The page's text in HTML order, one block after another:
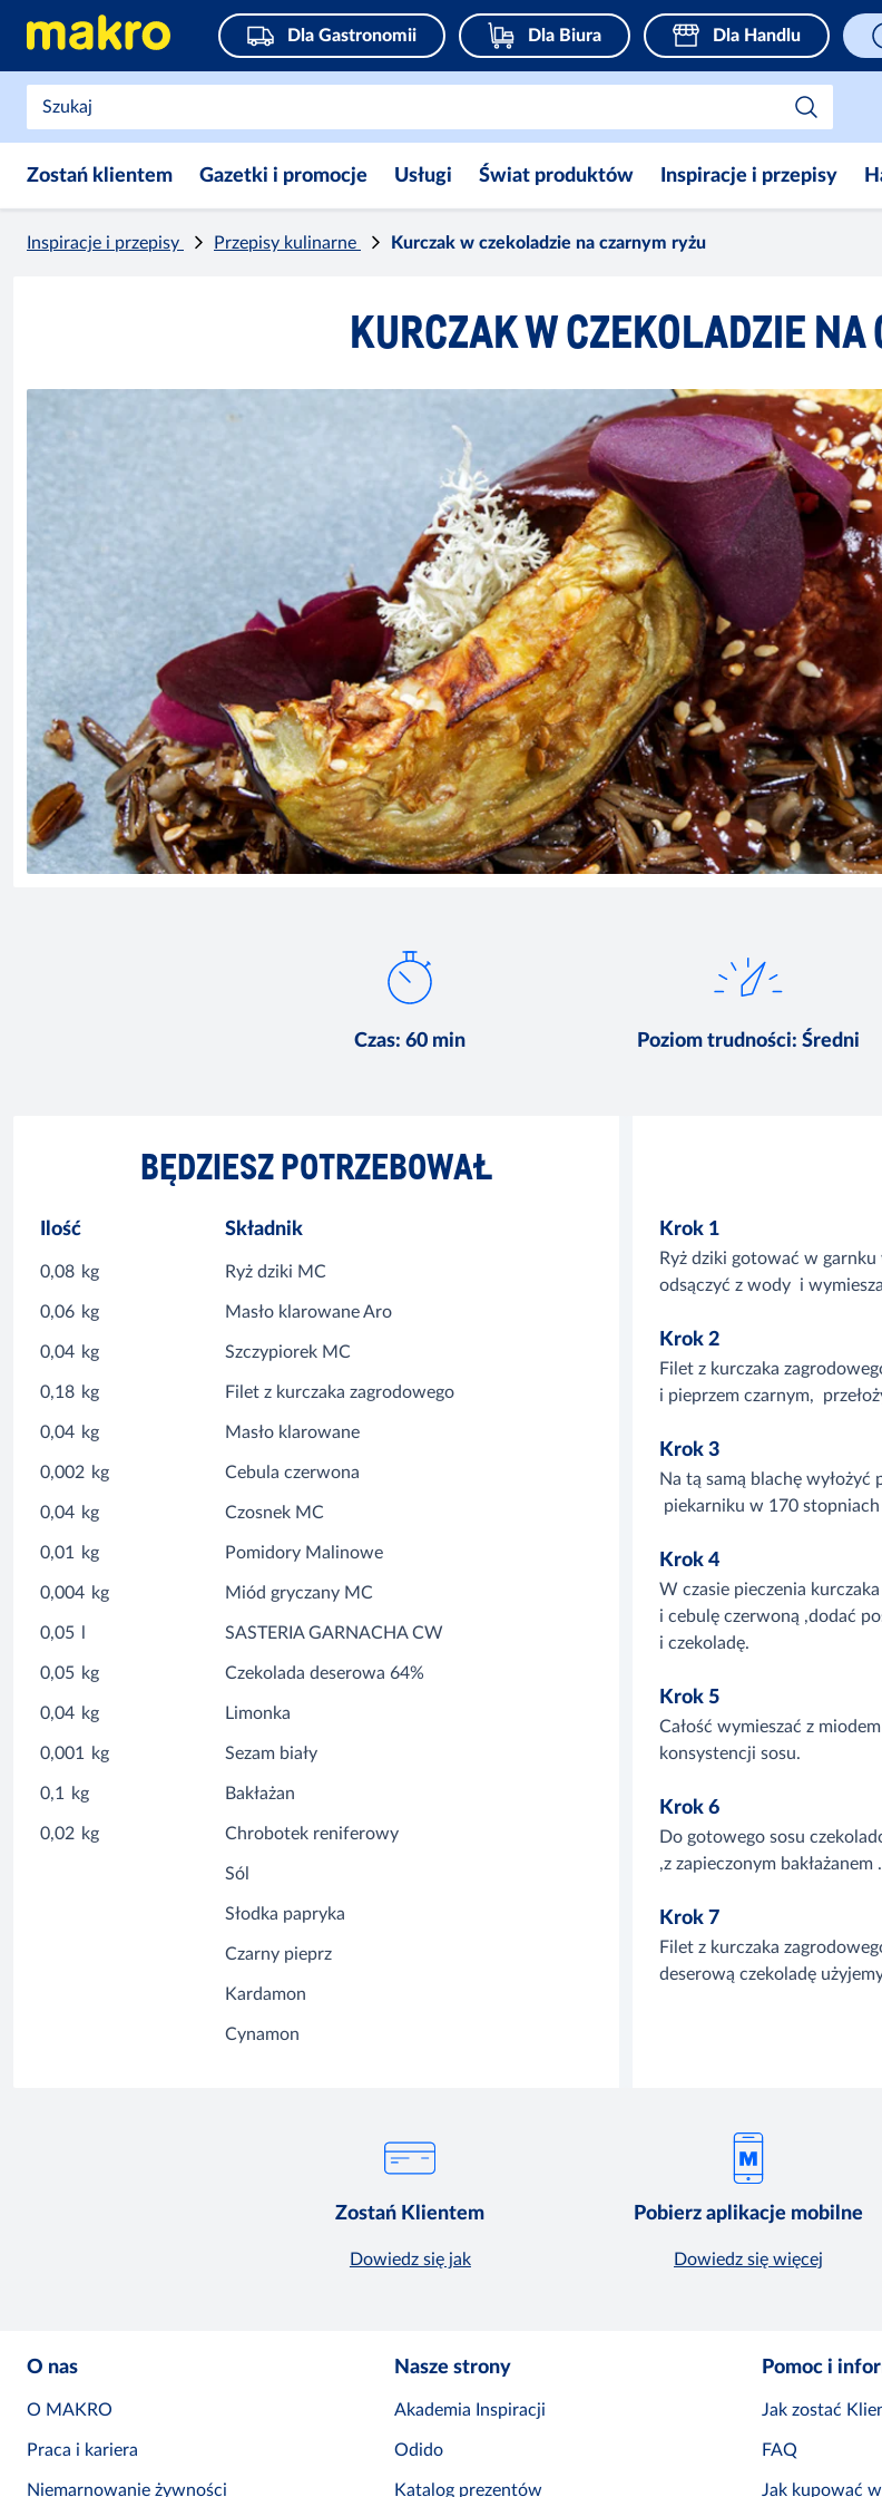
Dla Gastronomii Dla Biura Dla Handlu
Zostań klientem Gazetki i promocje Usługi Świat produktów Inspiracje i przepisy
Inspiracje i przepisy Przepisy kulinarne Kurczak w czekoladzie na czarnym ryżu
KURCZAK W CZEKOLADZIE NA
Czas:60 min Poziom trudności: Średni
BĘDZIESZ POTRZEBOWAŁ
Ilość Składnik
0,08 kg Ryż dziki MC
0,06 kg Masło klarowane Aro
0,04 kg Szczypiorek MC
0,18 kg Filet z kurczaka zagrodowego
0,04 kg Masło klarowane
0,002 kg Cebula czerwona
0,04 kg Czosnek MC
0,01 kg Pomidory Malinowe
0,004 kg Miód gryczany MC
0,05 SASTERIA GARNACHA CW
0,05 kg Czekolada deserowa 64%
0,04 kg Limonka
0,001 kg Sezam biały
0,1 kg Bakłażan
0,02 kg Chrobotek reniferowy
Sól
Słodka papryka
Czarny pieprz
Kardamon
Cynamon
Krok 1
Ryż dziki gotować w
odsączyć z wody i
Krok 2
Filet z kurczaka
i pieprzem czarnym,
Krok 3
Na tą samą blachę
piekarniku w 170
Krok 4
W czasie pieczenia
i cebulę czerwoną ,dodać
i czekoladę.
Krok 5
Całość wymieszać z
konsystencji sosu.
Krok 6
Do gotowego sosu
,z zapieczonym bakłażanem .
Krok 7
Filet z kurczaka
deserową czekoladę
Zostań Klientem
Dowiedz się jak
Pobierz aplikacje mobilne
Dowiedz się więcej
O nas
O MAKRO
Praca i kariera
Niemarnowanie żywności
Nasze strony
Akademia Inspiracji
Odido
Katalog prezentów
Pomoc i
Jak zostać
FAQ
Jak kupować